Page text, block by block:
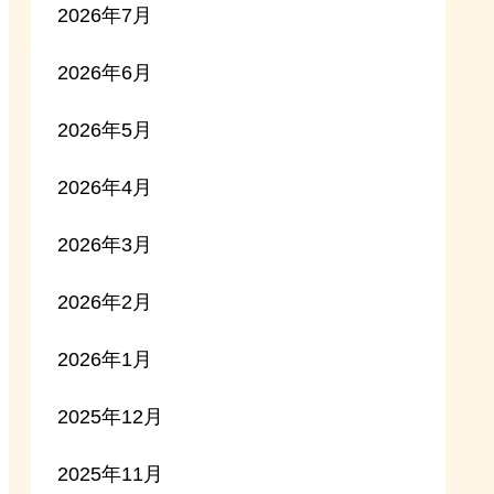
2026年7月
2026年6月
2026年5月
2026年4月
2026年3月
2026年2月
2026年1月
2025年12月
2025年11月